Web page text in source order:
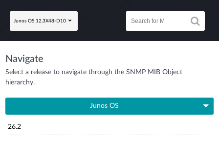
Junos OS 12.3X48-D10
Navigate
Select a release to navigate through the SNMP MIB Object
hierarchy.
Junos OS
26.2